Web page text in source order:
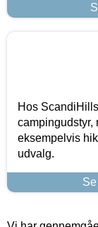
Hos
campingudstyr,
eksempelvis
udvalg.